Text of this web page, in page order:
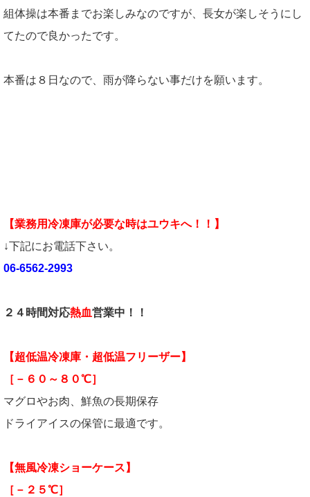
組体操は本番までお楽しみなのですが、長女が楽しそうにし
てたので良かったです。
本番は８日なので、雨が降らない事だけを願います。
【業務用冷凍庫が必要な時はユウキへ！！】
↓下記にお電話下さい。
06-6562-2993
２４時間対応熱血営業中！！
【超低温冷凍庫・超低温フリーザー】
［－６０～８０℃］
マグロやお肉、鮮魚の長期保存
ドライアイスの保管に最適です。
【無風冷凍ショーケース】
［－２５℃］